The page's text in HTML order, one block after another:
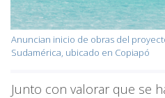
Anuncian inicio de obras del
Sudamérica, ubicado en Copiapó
Junto con valorar que se